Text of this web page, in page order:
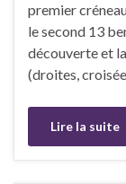
premier
le second 13
découverte et
(droites,
Lire la suite